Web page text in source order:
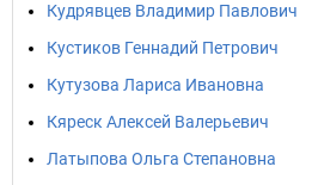
Кудрявцев Владимир Павлович
Кустиков Геннадий Петрович
Кутузова Лариса Ивановна
Кяреск Алексей Валерьевич
Латыпова Ольга Степановна